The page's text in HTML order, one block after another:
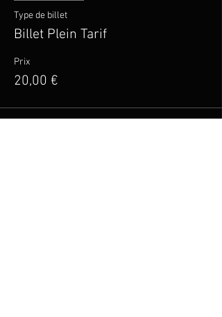
Type de billet
Billet Plein Tarif
Prix
20,00 €